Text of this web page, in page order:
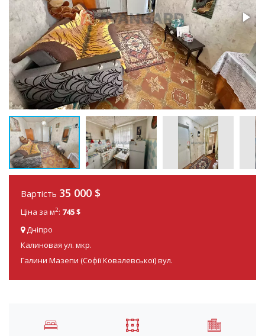
Вартість 35 000 $
Ціна за м2: 745 $
Дніпро
Калиновая ул. мкр.
Галини Мазепи (Софії Ковалевської) вул.